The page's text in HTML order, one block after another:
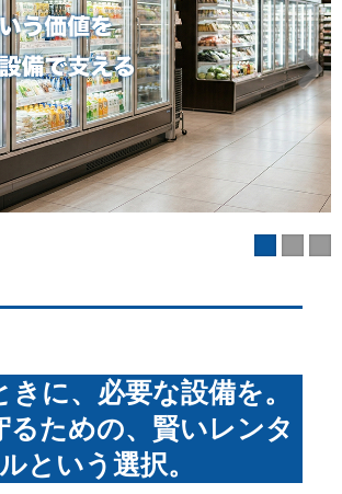
きに、必要な設備を。
るための、賢いレンタ
ルという選択。